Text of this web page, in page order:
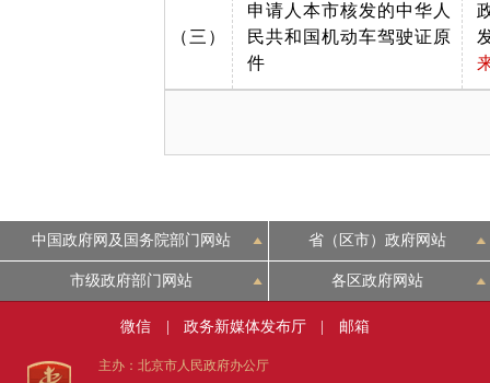
（三）
申请人本市核发的中华人
民共和国机动车驾驶证原
件
中国政府网及国务院部门网站 省（区市）政府网站
市级政府部门网站 各区政府网站
微信 政务新媒体发布厅 邮箱
主办：北京市人民政府办公厅